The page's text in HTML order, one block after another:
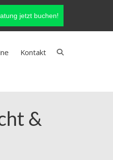
jetzt buchen!
Kontakt
&